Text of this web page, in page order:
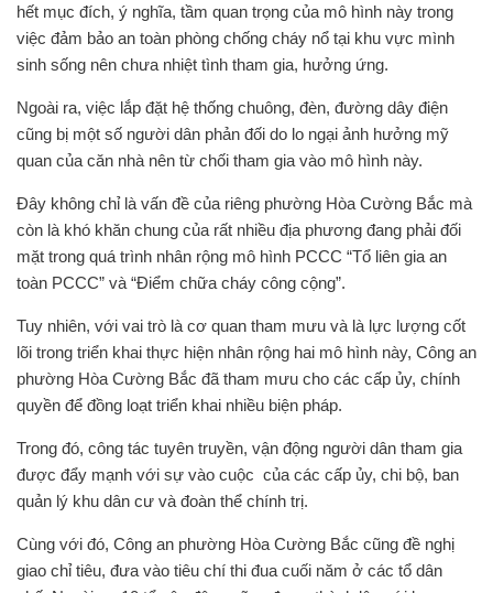
hết mục đích, ý nghĩa, tầm quan trọng của mô hình này trong
việc đảm bảo an toàn phòng chống cháy nổ tại khu vực mình
sinh sống nên chưa nhiệt tình tham gia, hưởng ứng.
Ngoài ra, việc lắp đặt hệ thống chuông, đèn, đường dây điện
cũng bị một số người dân phản đối do lo ngại ảnh hưởng mỹ
quan của căn nhà nên từ chối tham gia vào mô hình này.
Đây không chỉ là vấn đề của riêng phường Hòa Cường Bắc mà
còn là khó khăn chung của rất nhiều địa phương đang phải đối
mặt trong quá trình nhân rộng mô hình PCCC “Tổ liên gia an
toàn PCCC” và “Điểm chữa cháy công cộng”.
Tuy nhiên, với vai trò là cơ quan tham mưu và là lực lượng cốt
lõi trong triển khai thực hiện nhân rộng hai mô hình này, Công an
phường Hòa Cường Bắc đã tham mưu cho các cấp ủy, chính
quyền để đồng loạt triển khai nhiều biện pháp.
Trong đó, công tác tuyên truyền, vận động người dân tham gia
được đẩy mạnh với sự vào cuộc của các cấp ủy, chi bộ, ban
quản lý khu dân cư và đoàn thể chính trị.
Cùng với đó, Công an phường Hòa Cường Bắc cũng đề nghị
giao chỉ tiêu, đưa vào tiêu chí thi đua cuối năm ở các tổ dân